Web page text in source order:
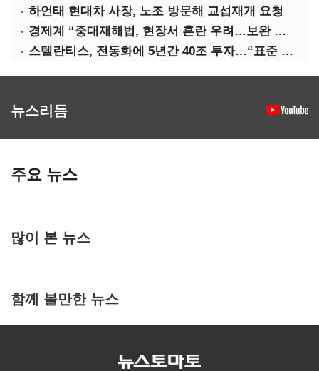
하언태 현대차 사장, 노조 방문해 교섭재개 요청
경제계 “중대재해법, 현장서 혼란 우려…보완 필요”
스텔란티스, 전동화에 5년간 40조 투자…“표준 제시”
뉴스리듬
주요 뉴스
많이 본 뉴스
함께 볼만한 뉴스